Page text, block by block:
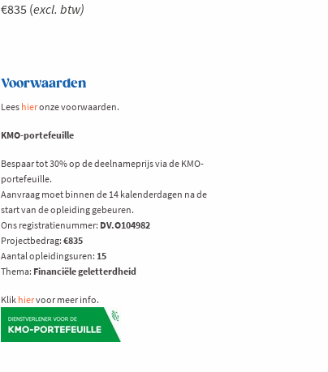
€835 (excl. btw)
Voorwaarden
Lees hieronze voorwaarden.
KMO-portefeuille
Bespaar tot 30% op de deelnameprijs via de KMO-
portefeuille.
Aanvraag moet binnen de 14 kalenderdagen na de
start van de opleiding gebeuren.
Ons registratienummer: DV.O104982
Projectbedrag: €835
Aantal opleidingsuren: 15
Thema: Financiële geletterdheid
Klik hiervoor meer info.